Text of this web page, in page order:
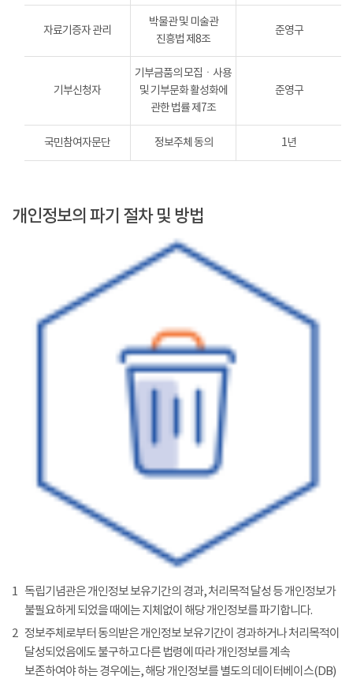
자료기증자 관리
박물관 및 미술관
진흥법 제8조
준영구
기부신청자
기부금품의 모집ㆍ사용
및 기부문화 활성화에
관한 법률 제7조
준영구
국민참여자문단 정보주체 동의 1년
개인정보의 파기 절차 및 방법
1 독립기념관은 개인정보 보유기간의 경과, 처리목적 달성 등 개인정보가
불필요하게 되었을 때에는 지체없이 해당 개인정보를 파기합니다.
2 정보주체로부터 동의받은 개인정보 보유기간이 경과하거나 처리목적이
달성되었음에도 불구하고 다른 법령에 따라 개인정보를 계속
보존하여야 하는 경우에는, 해당 개인정보를 별도의 데이터베이스(DB)